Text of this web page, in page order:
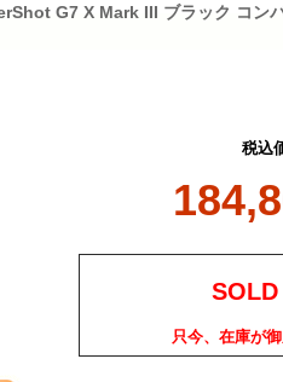
G7 X Mark III ブラック コン
税込
只今、在庫が御